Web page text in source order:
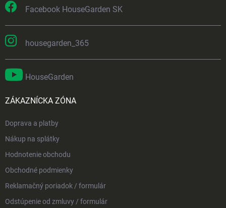
Facebook HouseGarden SK
housegarden_365
HouseGarden
ZÁKAZNÍCKA ZÓNA
Doprava a platby
Nákup na splátky
Hodnotenie obchodu
Obchodné podmienky
Reklamačný poriadok / formulár
Odstúpenie od zmluvy / formulár